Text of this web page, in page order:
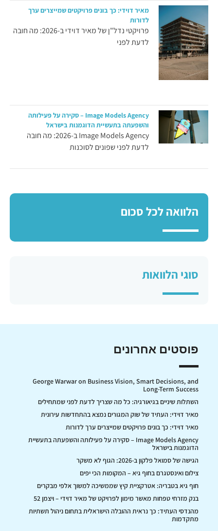
מאיר דוידי: כך בונים פרויקטים שמייצרים ערך
לדורות
פרויקטי נדל"ן של מאיר דוידי ב-2026: מה חובה
לדעת לפני
Image Models Agency – סקירה על פעילותה
והשפעתה בתעשיית הדוגמנות בישראל
Image Models Agency ב-2026: מה חובה
לדעת לפני שפונים לסוכנות
הלוואה לכל סכום
סוגי הלוואות
פוסטים אחרונים
George Warwar on Business Vision, Smart Decisions, and
Long-Term Success
השתלות שיניים בגיאורגיה: כל מה שצריך לדעת לפני שמתחילים
מאיר דוידי: העתיד של שוק המגורים נמצא בהתחדשות עירונית
מאיר דוידי: כך בונים פרויקטים שמייצרים ערך לדורות
Image Models Agency – סקירה על פעילותה והשפעתה בתעשיית
הדוגמנות בישראל
הגישה של סמואל פלקון ב-2026: הגוף לא משקר
צילום ואינסטגרם בחוף גיא – המקומות הכי יפים
חוף גיא בטבריה: אטרקציית קיץ שממשיכה למשוך אלפי מבקרים
בנק מזרחי טפחות מאשר מימון לפרויקט של מאיר דוידי – ויצמן 52
מהנדסי העתיד: כך נראית ההובלה הישראלית בתחום ניהול תשתיות
מתקדמות